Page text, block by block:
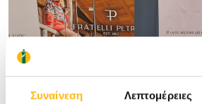
Συναίνεση Λεπτομέρειες